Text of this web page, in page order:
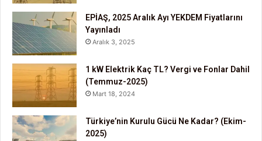
EPİAŞ, 2025 Aralık Ayı YEKDEM Fiyatlarını
Yayınladı
Aralık 3, 2025
1 kW Elektrik Kaç TL? Vergi ve Fonlar Dahil
(Temmuz-2025)
Mart 18, 2024
Türkiye’nin Kurulu Gücü Ne Kadar? (Ekim-
2025)